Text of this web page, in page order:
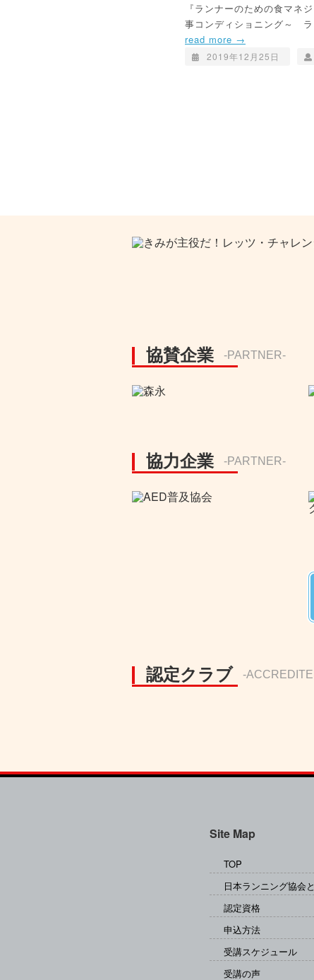
『ランナーのための食マネ
事コンディショニング～
read more →
2019年12月25日
協賛企業 -PARTNER-
協力企業 -PARTNER-
認定クラブ -
Site Map
TOP
日本ランニング協会
認定資格
申込方法
受講スケジュール
受講の声